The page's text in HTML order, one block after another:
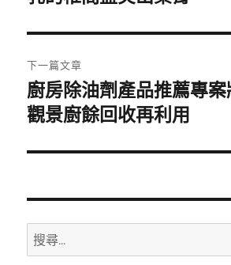
覽
文
章:
下一篇文章
下
一
文
廚房除油劑產品推薦專
觀景廚餘回收再利用
搜
尋